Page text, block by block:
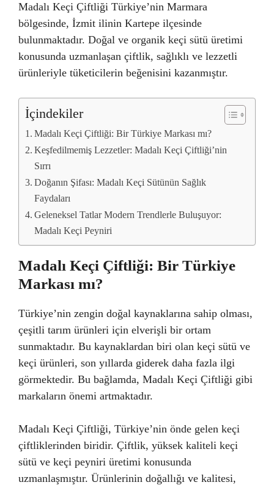
Madalı Keçi Çiftliği Türkiye’nin Marmara
bölgesinde, İzmit ilinin Kartepe ilçesinde
bulunmaktadır. Doğal ve organik keçi sütü üretimi
konusunda uzmanlaşan çiftlik, sağlıklı ve lezzetli
ürünleriyle tüketicilerin beğenisini kazanmıştır.
İçindekiler
Madalı Keçi Çiftliği: Bir Türkiye Markası mı?
Keşfedilmemiş Lezzetler: Madalı Keçi Çiftliği’nin
Sırrı
Doğanın Şifası: Madalı Keçi Sütünün Sağlık
Faydaları
Geleneksel Tatlar Modern Trendlerle Buluşuyor:
Madalı Keçi Peyniri
Madalı Keçi Çiftliği: Bir Türkiye
Markası mı?
Türkiye’nin zengin doğal kaynaklarına sahip olması,
çeşitli tarım ürünleri için elverişli bir ortam
sunmaktadır. Bu kaynaklardan biri olan keçi sütü ve
keçi ürünleri, son yıllarda giderek daha fazla ilgi
görmektedir. Bu bağlamda, Madalı Keçi Çiftliği gibi
markaların önemi artmaktadır.
Madalı Keçi Çiftliği, Türkiye’nin önde gelen keçi
çiftliklerinden biridir. Çiftlik, yüksek kaliteli keçi
sütü ve keçi peyniri üretimi konusunda
uzmanlaşmıştır. Ürünlerinin doğallığı ve kalitesi,